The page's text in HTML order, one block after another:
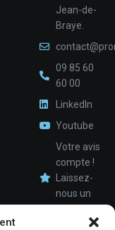
Jean-de-
Braye.
09 85 60
60 00
LinkedIn
Youtube
Votre avis
compte !
Laissez-
nous un